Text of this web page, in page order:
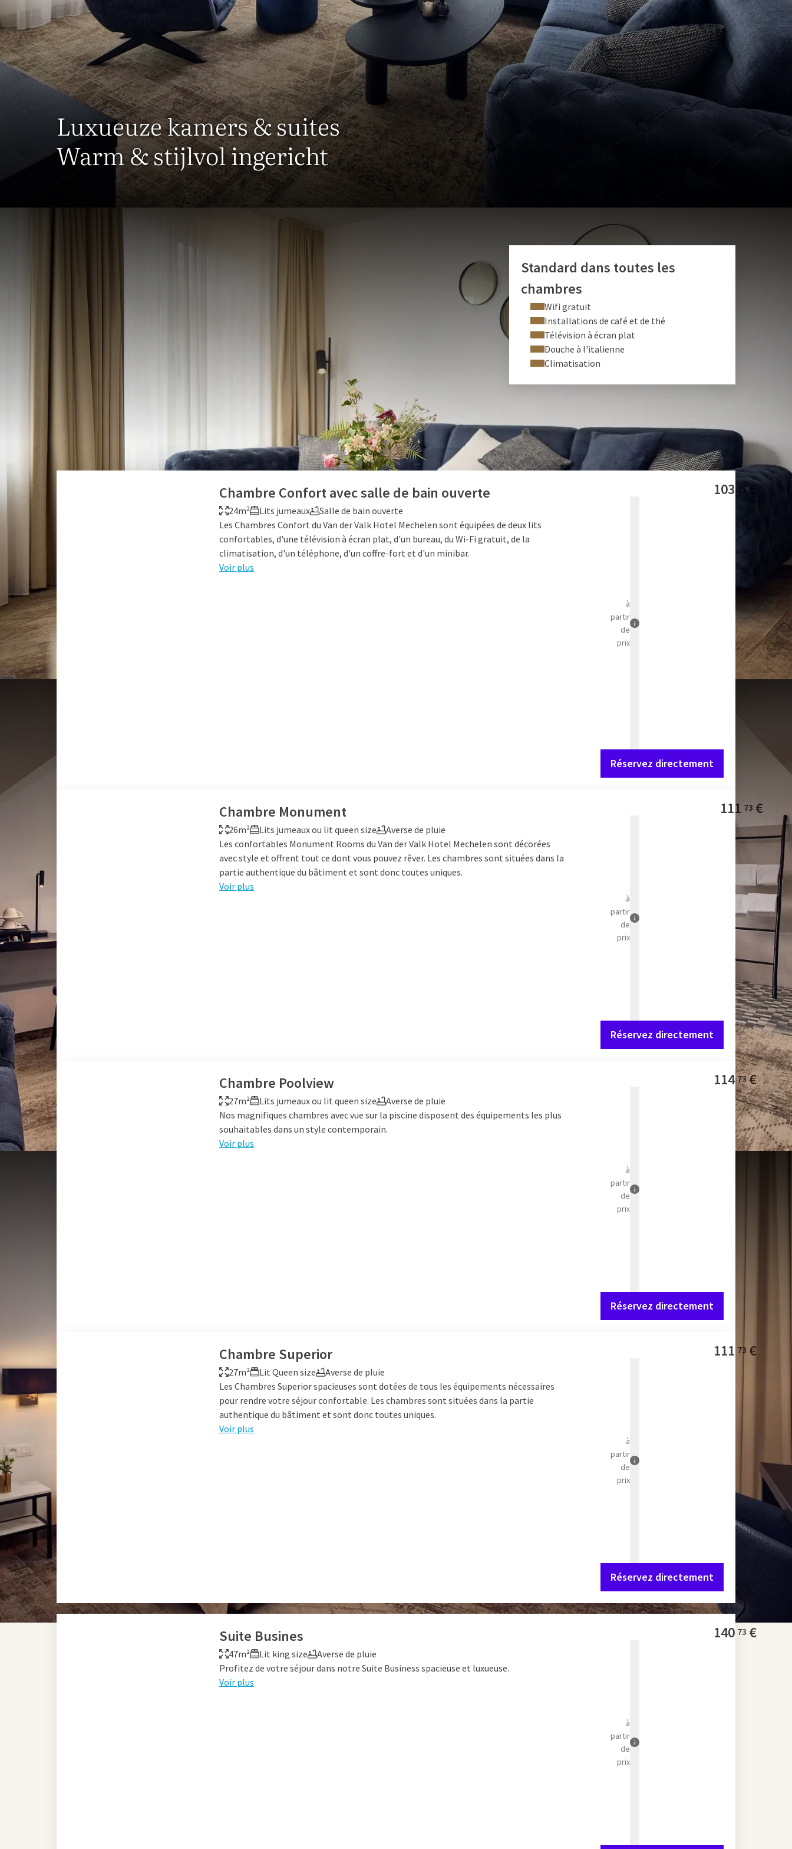
Luxueuze kamers & suites
Warm & stijlvol ingericht
Réserver une chambre ou une suite à l'hôtel Van der Valk
Mechelen
SÉJOUR DE LUXE AU CENTRE DE MALINES
Nos chambres et suites élégantes et confortables offrent tout ce dont vous avez besoin pour un séjour relaxant.
supérieures ou l'une de nos suites. Pendant votre séjour, vous pouvez utiliser gratuitement nos installations de
remise en forme. Nous vous souhaitons la bienvenue pour un séjour agréable et sans souci.
Standard dans toutes les
chambres
Wifi gratuit
Installations de café et de thé
Télévision à écran plat
Douche à l'italienne
Climatisation
CHAMBRE D'HÔTEL
Chambre Confort avec salle de bain ouverte
24m² Lits jumeaux
Salle de bain ouverte
Les Chambres Confort du Van der Valk Hotel Mechelen sont équipées de deux lits
confortables, d'une télévision à écran plat, d'un bureau, du Wi-Fi gratuit, de la
climatisation, d'un téléphone, d'un coffre-fort et d'un minibar.
Voir plus
103 73 €
à
partir
de
prix
Réservez directement
Chambre Monument
26m² Lits jumeaux ou lit queen size
Averse de pluie
Les confortables Monument Rooms du Van der Valk Hotel Mechelen sont décorées
avec style et offrent tout ce dont vous pouvez rêver. Les chambres sont situées dans la
partie authentique du bâtiment et sont donc toutes uniques.
Voir plus
111 73 €
à
partir
de
prix
Réservez directement
Chambre Poolview
27m² Lits jumeaux ou lit queen size
Averse de pluie
Nos magnifiques chambres avec vue sur la piscine disposent des équipements les plus
souhaitables dans un style contemporain.
Voir plus
114 73 €
à
partir
de
prix
Réservez directement
Chambre Superior
27m² Lit Queen size
Averse de pluie
Les Chambres Superior spacieuses sont dotées de tous les équipements nécessaires
pour rendre votre séjour confortable. Les chambres sont situées dans la partie
authentique du bâtiment et sont donc toutes uniques.
Voir plus
111 73 €
à
partir
de
prix
Réservez directement
SUITES
Suite Busines
47m² Lit king size
Averse de pluie
Profitez de votre séjour dans notre Suite Business spacieuse et luxueuse.
Voir plus
140 73 €
à
partir
de
prix